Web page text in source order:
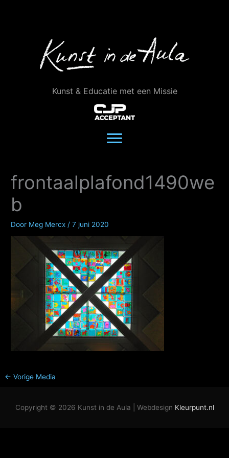
Kunst & Educatie met een Missie
frontaalplafond1490we
b
Door Meg Mercx /7 juni 2020
← Vorige Media
Copyright © 2026 Kunst in de Aula | Webdesign Kleurpunt.nl